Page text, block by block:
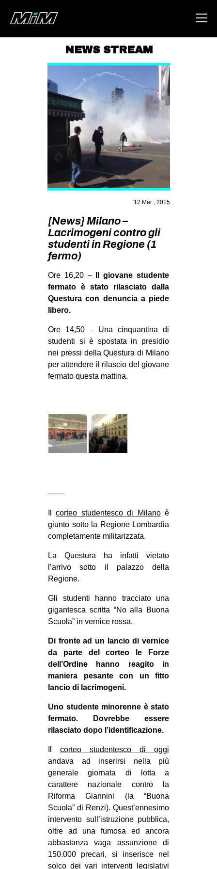
AREA
DEGENERAZIONE
GAZA FREESTYLE
CSOA LAMBRETTA
MSM
STUDENTI TSUNAMI
MILANO
MOBILITAZIONI
SPORT POPOLARE
MOVIMENTI
ANTIFASCISMO
DIRITTO ALL’ABITARE
GENERI
MIGRAZIONI
STUDENTI
CULTURE
MUSICA
RECENSIONI
AFRICA
ESTREMO ORIENTE
EUROPA
MONDO
EVENTI
in
Fb
tw
bsky
ms
SEARCH
NEWS STREAM
12 Mar , 2015
[News] Milano –
Lacrimogeni contro gli
studenti in Regione (1
fermo)
Ore 16,20 –
Il giovane studente
fermato è stato rilasciato dalla
Questura con denuncia a piede
libero.
Ore 14,50 – Una cinquantina di
studenti si è spostata in presidio
nei pressi della Questura di Milano
per attendere il rilascio del giovane
fermato questa mattina.
——
Ilcorteo studentesco di Milanoè
giunto sotto la Regione Lombardia
completamente militarizzata.
La Questura ha infatti vietato
l’arrivo sotto il palazzo della
Regione.
Gli studenti hanno tracciato una
gigantesca scritta “No alla Buona
Scuola” in vernice rossa.
Di fronte ad un lancio di vernice
da parte del corteo le Forze
dell’Ordine hanno reagito in
maniera pesante con un fitto
lancio di lacrimogeni.
Uno studente minorenne è stato
fermato. Dovrebbe essere
rilasciato dopo l’identificazione.
corteo studentesco di oggi
andava ad inserirsi nella più
generale giornata di lotta a
carattere nazionale contro la
Riforma Giannini (la “Buona
Scuola” di Renzi). Quest’ennesimo
intervento sull’istruzione pubblica,
oltre ad una fumosa ed ancora
abbastanza vaga assunzione di
150.000 precari, si inserisce nel
solco dei vari interventi legislativi